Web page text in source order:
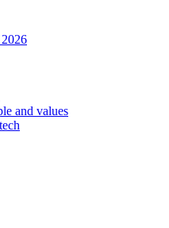
and values